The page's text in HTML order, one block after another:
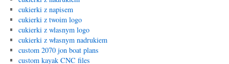
cukierki z napisem
cukierki z twoim logo
cukierki z wlasnym logo
cukierki z własnym nadrukiem
custom 2070 jon boat plans
custom kayak CNC files